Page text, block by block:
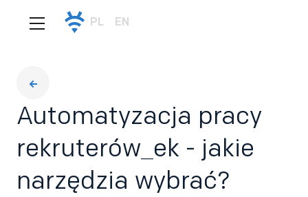
PL EN
Automatyzacja pracy
rekruterów_ek - jakie
narzędzia wybrać?